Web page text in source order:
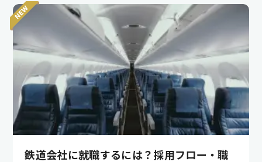
鉄道会社に就職するには？採用フロー・職